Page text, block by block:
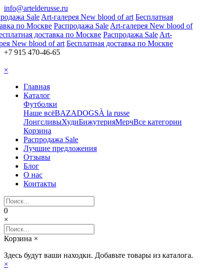
info@artelderusse.ru
SaleArt-галерея New blood of art Бесплатная
по Москве Распродажа SaleArt-галерея New blood of
доставка по Москве Распродажа SaleArt-
New blood of art Бесплатная доставка по Москве
+7 915 470-46-65
×
Главная
Каталог
Футболки
Наше всёBAZADOGSÀ la russe
ЛонгсливыХудиБижутерияМерчВсе категории
Корзина
Распродажа Sale
Лучшие предложения
Отзывы
Блог
О нас
Контакты
0
×
Корзина ×
Здесь будут ваши находки. Добавьте товары из каталога.
×